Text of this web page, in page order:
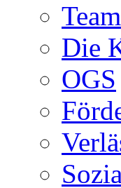
Team
Die
OGS